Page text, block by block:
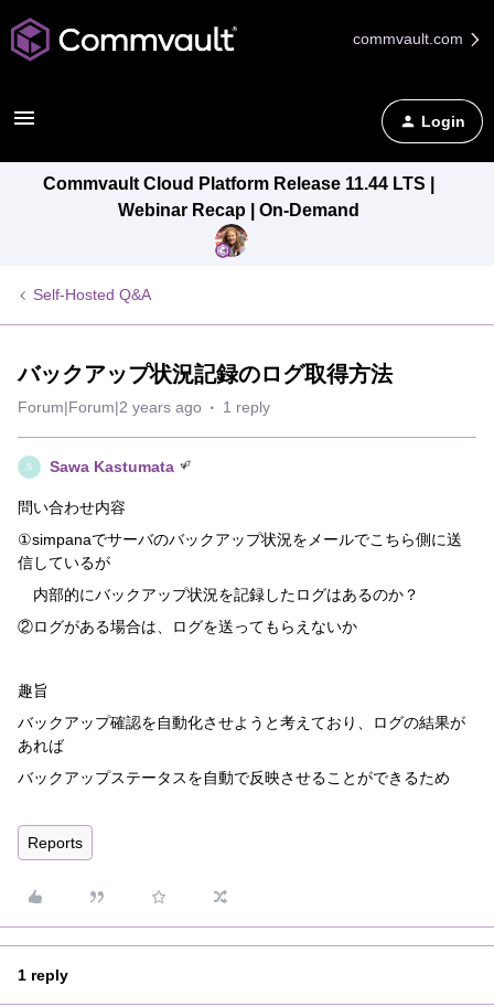
commvault.com
Login
Commvault Cloud Platform Release 11.44 LTS |
Webinar Recap | On-Demand
Self-Hosted Q&A
バックアップ状況記録のログ取得方法
Forum|Forum|2 years ago 1 reply
S Sawa Kastumata
問い合わせ内容
①simpanaでサーバのバックアップ状況をメールでこちら側に送
信しているが
内部的にバックアップ状況を記録したログはあるのか？
②ログがある場合は、ログを送ってもらえないか
趣旨
バックアップ確認を自動化させようと考えており、ログの結果が
あれば
バックアップステータスを自動で反映させることができるため
Reports
1 reply